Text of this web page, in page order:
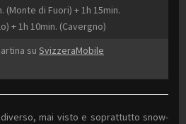
(Monte di Fuori) + 1h 15min.
+ 1h 10min. (Cavergno)
su SvizzeraMobile
mai visto e soprattutto snow-